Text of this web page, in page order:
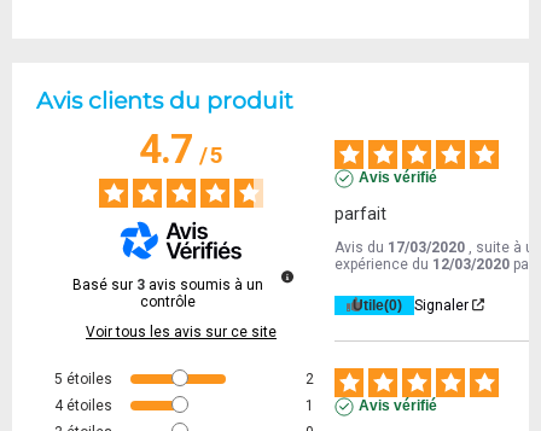
Avis clients du produit
4.7/5
Basé sur 3 avis soumis à un
contrôle
Voir tous les avis sur ce site
5 étoiles
2
4 étoiles
1
Avis vérifié
parfait
Avis du 17/03/2020
, suite à
expérience du 12/03/2020 par
Utile(0) Signaler
Avis vérifié